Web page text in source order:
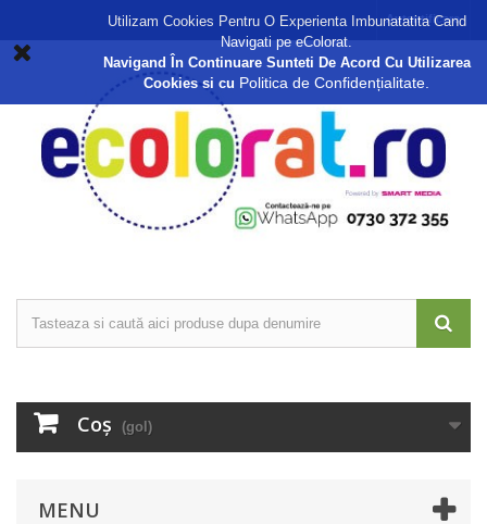
Autentificare
Coş (gol)
MENU
Utilizam Cookies Pentru O Experienta Imbunatatita Cand
Navigati pe eColorat.
Navigand În Continuare Sunteti De Acord Cu Utilizarea
Cookies si cu Politica de Confidențialitate.